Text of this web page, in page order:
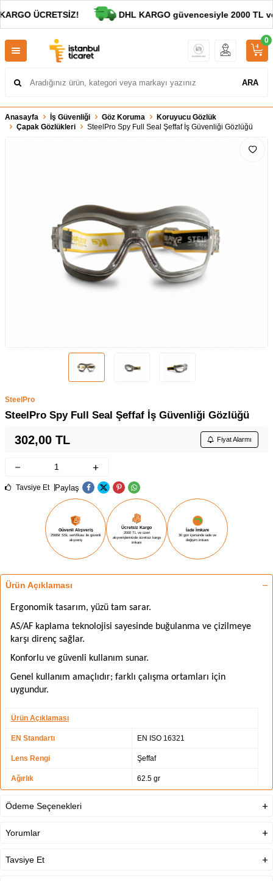
ÜCRETSİZ! DHL KARGO güvencesiyle 2000 TL ve
ARA
0
Anasayfa İş Güvenliği Göz Koruma
Koruyucu Gözlük
Çapak Gözlükleri
SteelPro Spy Full Seal Şeffaf İş Güvenliği Gözlüğü
SteelPro
SteelPro Spy Full Seal Şeffaf İş Güvenliği Gözlüğü
302,00 TL Fiyat Alarmı
Tavsiye Et Paylaş
Güvenli Alışveriş
256Bit SSL sertifikası ile güvenli
alışveriş
Ücretsiz Kargo
2000 TL ve üzeri
alışverişlerinizde ücretsiz kargo
imkanı
İade İmkanı
30 gün içerisinde iade ve
değişim imkanı
Ürün Açıklaması
Ergonomik tasarım, yüzü tam sarar.
AS/AF kaplama teknolojisi sayesinde buğulanma ve çizilmeye
karşı direnç sağlar.
Konforlu ve güvenli kullanım sunar.
Genel kullanım amaçlıdır; farklı çalışma ortamları için
uygundur.
Ürün Açıklaması
EN Standartı EN ISO 16321
Lens Rengi Şeffaf
Ağırlık 62.5 gr
Ödeme Seçenekleri
Yorumlar
Tavsiye Et